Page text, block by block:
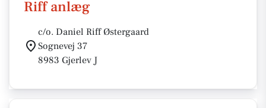
Riff anlæg
c/o. Daniel Riff Østergaard
Sognevej 37
8983 Gjerlev J